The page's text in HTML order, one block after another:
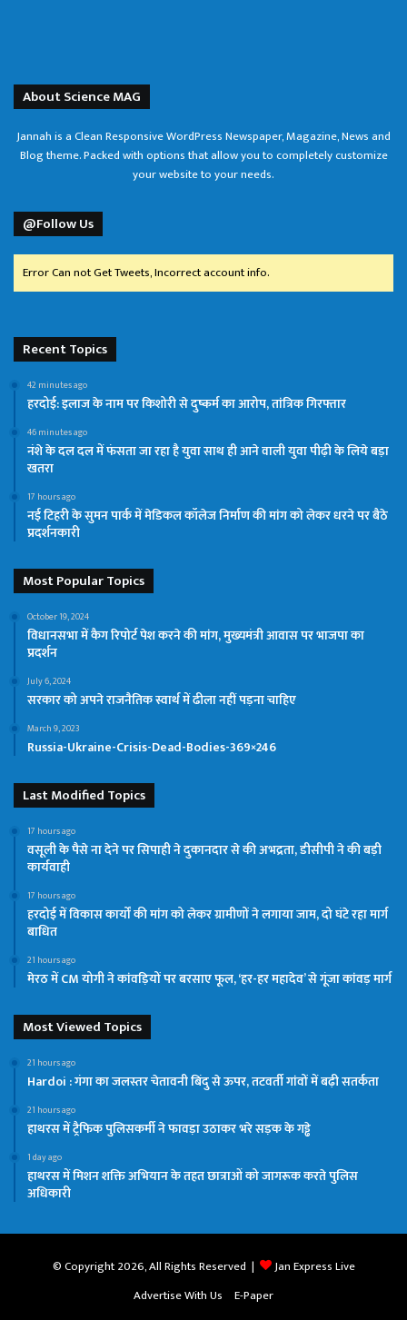
About Science MAG
Jannah is a Clean Responsive WordPress Newspaper, Magazine, News and
Blog theme. Packed with options that allow you to completely customize
your website to your needs.
@Follow Us
Error Can not Get Tweets, Incorrect account info.
Recent Topics
42 minutes ago
हरदोई: इलाज के नाम पर किशोरी से दुष्कर्म का आरोप, तांत्रिक गिरफ्तार
46 minutes ago
नंशे के दल दल में फंसता जा रहा है युवा साथ ही आने वाली युवा पीढ़ी के लिये बड़ा
खतरा
17 hours ago
नई टिहरी के सुमन पार्क में मेडिकल कॉलेज निर्माण की मांग को लेकर धरने पर बैठे
प्रदर्शनकारी
Most Popular Topics
October 19, 2024
विधानसभा में कैग रिपोर्ट पेश करने की मांग, मुख्यमंत्री आवास पर भाजपा का
प्रदर्शन
July 6, 2024
सरकार को अपने राजनैतिक स्वार्थ में ढीला नहीं पड़ना चाहिए
March 9, 2023
Russia-Ukraine-Crisis-Dead-Bodies-369×246
Last Modified Topics
17 hours ago
वसूली के पैसे ना देने पर सिपाही ने दुकानदार से की अभद्रता, डीसीपी ने की बड़ी
कार्यवाही
17 hours ago
हरदोई में विकास कार्यों की मांग को लेकर ग्रामीणों ने लगाया जाम, दो घंटे रहा मार्ग
बाधित
21 hours ago
मेरठ में CM योगी ने कांवड़ियों पर बरसाए फूल, ‘हर-हर महादेव’ से गूंजा कांवड़ मार्ग
Most Viewed Topics
21 hours ago
Hardoi : गंगा का जलस्तर चेतावनी बिंदु से ऊपर, तटवर्ती गांवों में बढ़ी सतर्कता
21 hours ago
हाथरस में ट्रैफिक पुलिसकर्मी ने फावड़ा उठाकर भरे सड़क के गड्ढे
1 day ago
हाथरस में मिशन शक्ति अभियान के तहत छात्राओं को जागरूक करते पुलिस
अधिकारी
© Copyright 2026, All Rights Reserved |
Jan Express Live
Advertise With Us
E-Paper